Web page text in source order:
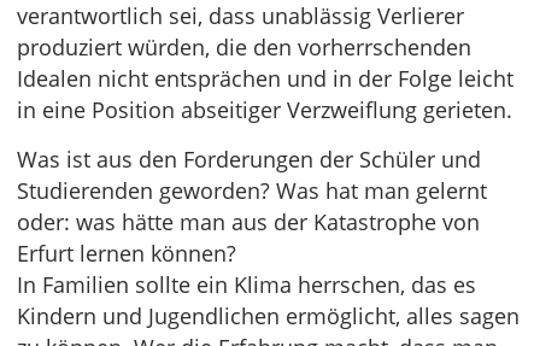
verantwortlich sei, dass unablässig Verlierer
produziert würden, die den vorherrschenden
Idealen nicht entsprächen und in der Folge leicht
in eine Position abseitiger Verzweiflung gerieten.
Was ist aus den Forderungen der Schüler und
Studierenden geworden? Was hat man gelernt
oder: was hätte man aus der Katastrophe von
Erfurt lernen können?
In Familien sollte ein Klima herrschen, das es
Kindern und Jugendlichen ermöglicht, alles sagen